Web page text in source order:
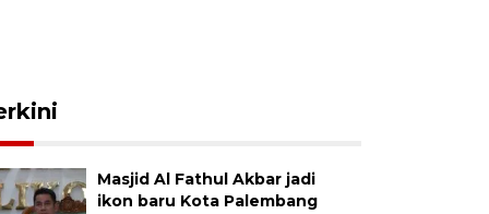
Masjid Al Fathul Akbar jadi
ikon baru Kota Palembang